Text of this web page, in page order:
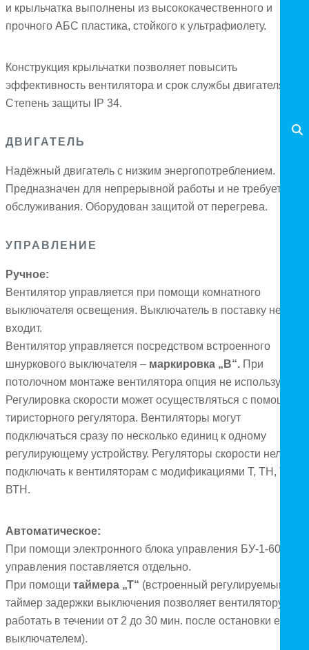
и крыльчатка выполнены из высококачественного и
прочного АБС пластика, стойкого к ультрафиолету.
Конструкция крыльчатки позволяет повысить
эффективность вентилятора и срок службы двигателя.
Степень защиты IP 34.
ДВИГАТЕЛЬ
Надёжный двигатель с низким энергопотреблением.
Предназначен для непрерывной работы и не требует
обслуживания. Оборудован защитой от перегрева.
УПРАВЛЕНИЕ
Ручное:
Вентилятор управляется при помощи комнатного
выключателя освещения. Выключатель в поставку не
входит.
Вентилятор управляется посредством встроенного
шнуркового выключателя – маркировка „B“. При
потолочном монтаже вентилятора опция не используется.
Регулировка скорости может осуществляться с помощью
тиристорного регулятора. Вентиляторы могут
подключаться сразу по несколько единиц к одному
регулирующему устройству. Регуляторы скорости нельзя
подключать к вентиляторам с модификациями Т, ТН, ТР,
ВТН.
Автоматическое:
При помощи электронного блока управления БУ-1-60.
управления поставляется отдельно.
При помощи таймера „Т“ (встроенный регулируемый
таймер задержки выключения позволяет вентилятору
работать в течении от 2 до 30 мин. после остановки его
выключателем).